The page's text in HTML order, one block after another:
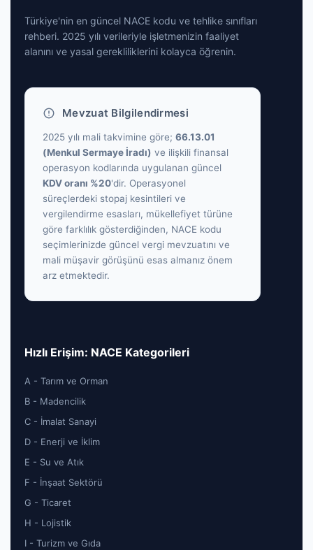
Türkiye'nin en güncel NACE kodu ve tehlike sınıfları
rehberi. 2025 yılı verileriyle işletmenizin faaliyet
alanını ve yasal gerekliliklerini kolayca öğrenin.
Mevzuat Bilgilendirmesi
2025 yılı mali takvimine göre; 66.13.01
(Menkul Sermaye İradı) ve ilişkili finansal
operasyon kodlarında uygulanan güncel
KDV oranı %20'dir. Operasyonel
süreçlerdeki stopaj kesintileri ve
vergilendirme esasları, mükellefiyet türüne
göre farklılık gösterdiğinden, NACE kodu
seçimlerinizde güncel vergi mevzuatını ve
mali müşavir görüşünü esas almanız önem
arz etmektedir.
Hızlı Erişim: NACE Kategorileri
A - Tarım ve Orman
B - Madencilik
C - İmalat Sanayi
D - Enerji ve İklim
E - Su ve Atık
F - İnşaat Sektörü
G - Ticaret
H - Lojistik
I - Turizm ve Gıda